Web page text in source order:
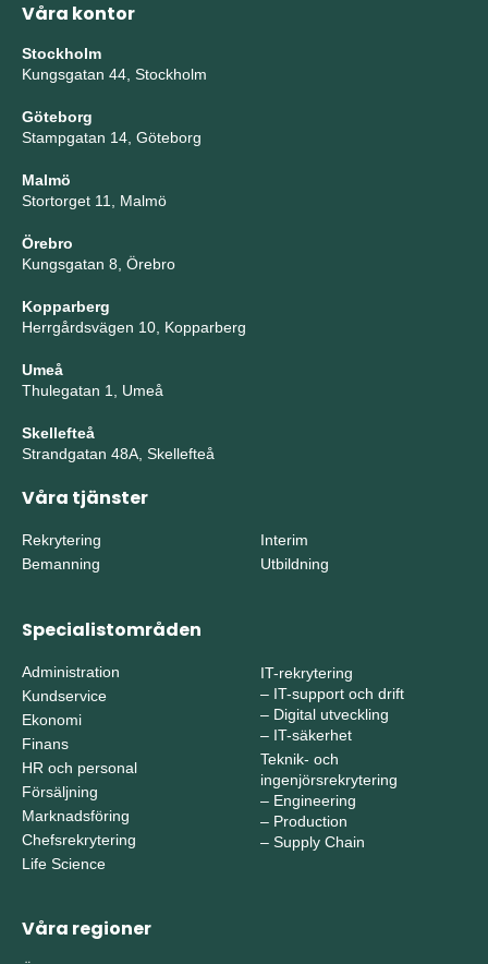
Våra kontor
Stockholm
Kungsgatan 44, Stockholm
Göteborg
Stampgatan 14, Göteborg
Malmö
Stortorget 11, Malmö
Örebro
Kungsgatan 8, Örebro
Kopparberg
Herrgårdsvägen 10, Kopparberg
Umeå
Thulegatan 1, Umeå
Skellefteå
Strandgatan 48A, Skellefteå
Våra tjänster
Rekrytering
Bemanning
Interim
Utbildning
Specialistområden
Administration
Kundservice
Ekonomi
Finans
HR och personal
Försäljning
Marknadsföring
Chefsrekrytering
Life Science
IT-rekrytering
– IT-support och drift
– Digital utveckling
– IT-säkerhet
Teknik- och
ingenjörsrekrytering
– Engineering
– Production
– Supply Chain
Våra regioner